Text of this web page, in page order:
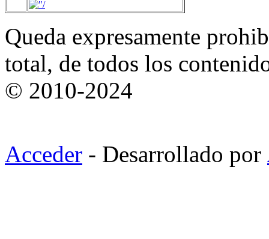
Queda expresamente
total, de todos los
© 2010-2024
Acceder - Desarrollado por